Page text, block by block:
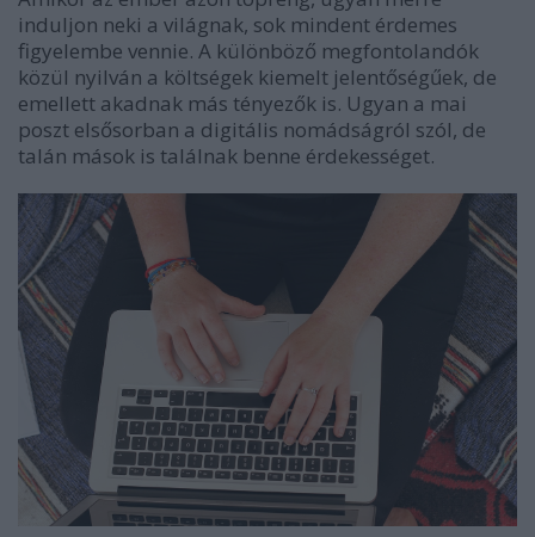
induljon neki a világnak, sok mindent érdemes
figyelembe vennie. A különböző megfontolandók
közül nyilván a költségek kiemelt jelentőségűek, de
emellett akadnak más tényezők is. Ugyan a mai
poszt elsősorban a digitális nomádságról szól, de
talán mások is találnak benne érdekességet.